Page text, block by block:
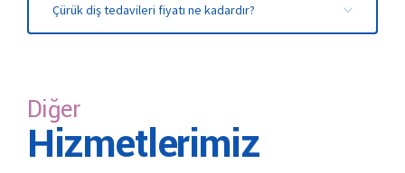
uygulanabilir. Tedavi öncesinde lokal anestezi
uygulanarak ağrı ya da acıyı en az düzeyde hissetmeniz
Çürük diş tedavileri fiyatı ne kadardır?
Diğer
Hizmetlerimiz